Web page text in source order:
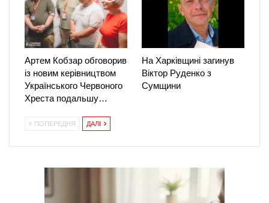
Артем Кобзар обговорив
із новим керівництвом
Українського Червоного
Хреста подальшу…
На Харківщині загинув
Віктор Руденко з
Сумщини
ПОПЕРЕДНЯ ДАЛІ